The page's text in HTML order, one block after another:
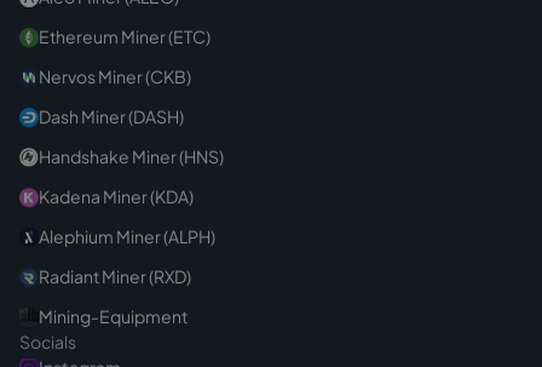
Ethereum Miner (ETC)
Nervos Miner (CKB)
Dash Miner (DASH)
Handshake Miner (HNS)
Kadena Miner (KDA)
Alephium Miner (ALPH)
Radiant Miner (RXD)
Mining-Equipment
Socials